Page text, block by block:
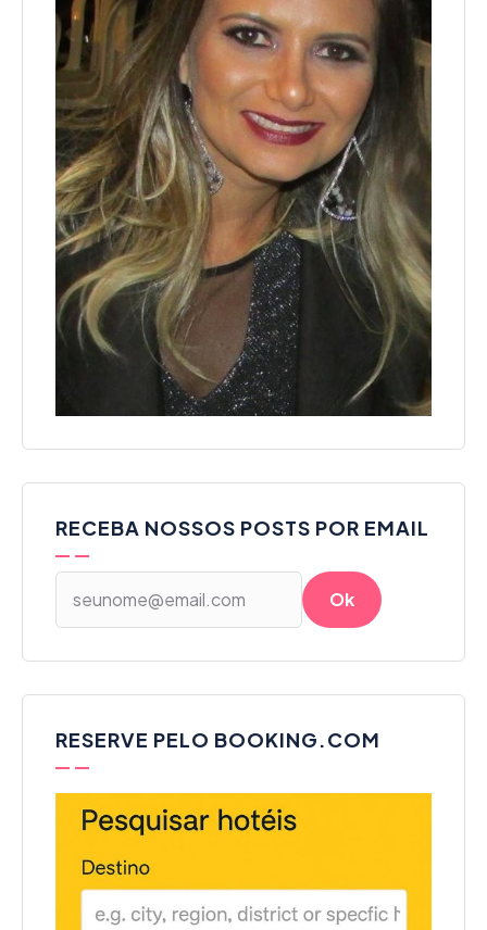
RECEBA NOSSOS POSTS POR EMAIL
RESERVE PELO BOOKING.COM